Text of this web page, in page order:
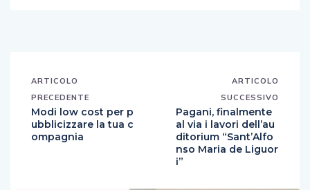
ARTICOLO
PRECEDENTE
Modi low cost per p
ubblicizzare la tua c
ompagnia
ARTICOLO
SUCCESSIVO
Pagani, finalmente
al via i lavori dell’au
ditorium “Sant’Alfo
nso Maria de Liguor
i”